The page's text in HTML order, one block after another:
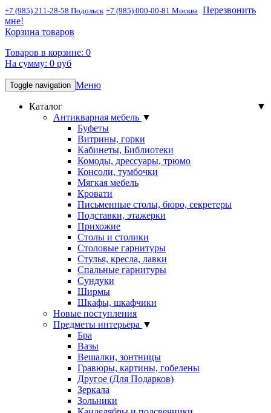
+7 (985) 211-28-58 Подольск +7 (985) 000-00-81 Москва Перезвонить
мне!
Корзина товаров
Товаров в корзине: 0
На сумму: 0 руб
Toggle navigation Меню
Каталог
▼
Антикварная мебель ▼
Буфеты
Витрины, горки
Кабинеты, Библиотеки
Комоды, дрессуары, трюмо
Консоли, тумбочки
Мягкая мебель
Кровати
Письменные столы, бюро, секретеры
Подставки, этажерки
Прихожие
Столы и столики
Столовые гарнитуры
Стулья, кресла, лавки
Спальные гарнитуры
Сундуки
Ширмы
Шкафы, шкафчики
Новые поступления
Предметы интерьера ▼
Бра
Вазы
Вешалки, зонтницы
Гравюры, картины, гобелены
Другое (Для Подарков)
Зеркала
Зольники